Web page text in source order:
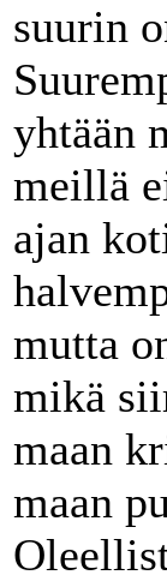
suurin
yhtään
meillä
ajan
mutta
mikä
maan
maan